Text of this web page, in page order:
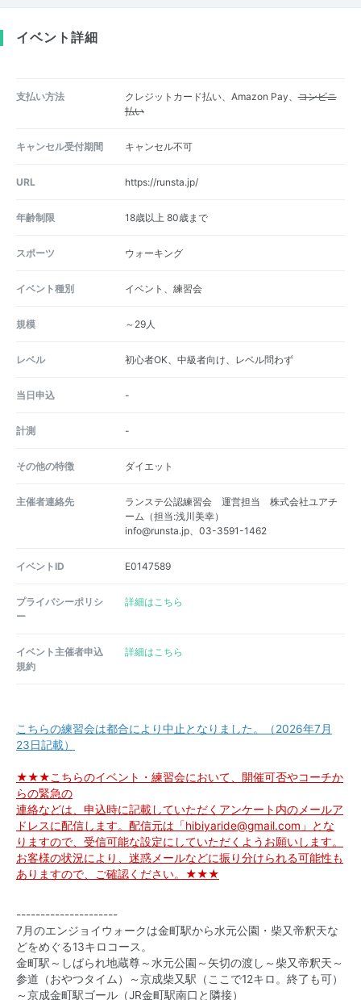
イベント詳細
支払い方法 クレジットカード払い、Amazon Pay、コンビニ
払い
キャンセル受付期間 キャンセル不可
URL https://runsta.jp/
年齢制限 18歳以上 80歳まで
スポーツ ウォーキング
イベント種別 イベント、練習会
規模 ～29人
レベル 初心者OK、中級者向け、レベル問わず
当日申込 -
計測 -
その他の特徴 ダイエット
主催者連絡先
ランステ公認練習会 運営担当 株式会社ユアチ
ーム（担当:浅川美幸）
info@runsta.jp、03-3591-1462
イベントID E0147589
プライバシーポリシ
ー
詳細はこちら
イベント主催者申込
規約
詳細はこちら
こちらの練習会は都合により中止となりました。（2026年7月
23日記載）
★★★こちらのイベント・練習会において、開催可否やコーチか
らの緊急の
連絡などは、申込時に記載していただくアンケート内のメールア
ドレスに配信します。配信元は「hibiyaride@gmail.com」とな
りますので、受信可能な設定にしていただくようお願いします。
お客様の状況により、迷惑メールなどに振り分けられる可能性も
ありますので、ご確認ください。★★★
---------------------
7月のエンジョイウォークは金町駅から水元公園・柴又帝釈天な
どをめぐる13キロコース。
金町駅～しばられ地蔵尊～水元公園～矢切の渡し～柴又帝釈天～
参道（おやつタイム）～京成柴又駅（ここで12キロ。終了も可）
～京成金町駅ゴール（JR金町駅南口と隣接）